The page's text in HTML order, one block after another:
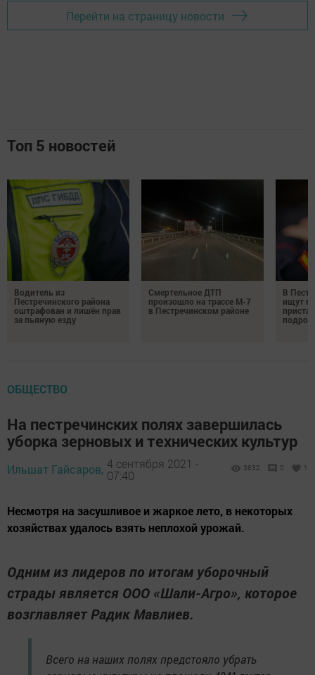
Перейти на страницу новости
Топ 5 новостей
Водитель из
Пестречинского района
оштрафован и лишён прав
за пьяную езду
Смертельное ДТП
произошло на трассе М-7
в Пестречинском районе
В
ищут
ОБЩЕСТВО
На пестречинских полях завершилась
уборка зерновых и технических культур
Ильшат Гайсаров, 4 сентября 2021 -
07:40
3632 0 1
Несмотря на засушливое и жаркое лето, в некоторых
хозяйствах удалось взять неплохой урожай.
Одним из лидеров по итогам уборочный
страды является ООО «Шали-Агро», которое
возглавляет Радик Мавлиев.
Всего на наших полях предстояло убрать